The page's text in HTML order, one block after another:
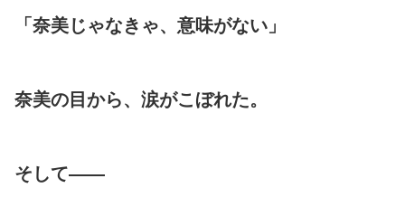
「奈美じゃなきゃ、意味がない」
奈美の目から、涙がこぼれた。
そして——